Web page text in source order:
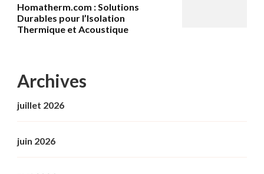
Homatherm.com : Solutions
Durables pour l’Isolation
Thermique et Acoustique
Archives
juillet 2026
juin 2026